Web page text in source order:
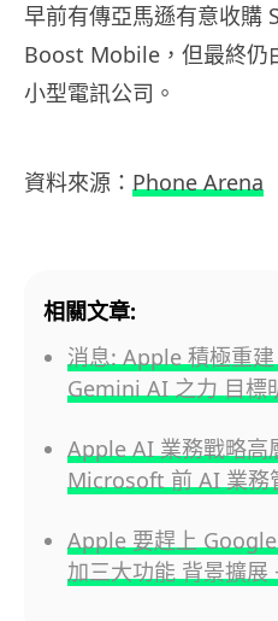
早前有傳亞馬遜有意收購
Boost Mobile，但最終
小型電訊公司。
資料來源： Phone Arena
相關文章:
消息: Apple 積極重
Gemini AI 之力 目標
Apple AI 業務戰略
Microsoft 前 AI 業務
Apple 要趕上
加三大功能 背景擴展